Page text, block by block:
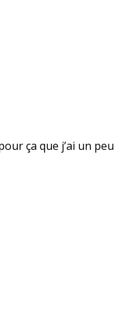
ça que j’ai un peu